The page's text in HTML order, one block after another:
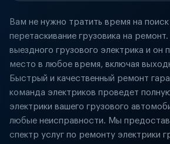
Вам не нужно тратить время на
перетаскивание грузовика на
выездного грузового электрика и он
место в любое время, включая
Быстрый и качественный ремонт
команда электриков проведет
электрики вашего грузового
любые неисправности. Мы
спектр услуг по ремонту электрики